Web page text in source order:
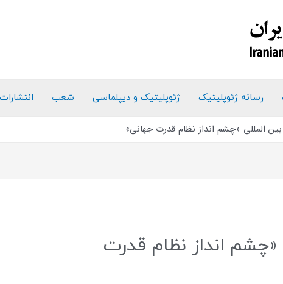
رسانه ژئوپلیتیک ژئوپلیتیک و دیپلماسی شعب انتشارات
المللي «چشم انداز نظام قدرت جهاني»
انداز نظام قدرت